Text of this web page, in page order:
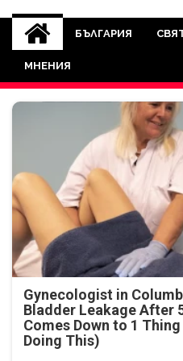
novinite-
Novinite-
Света.
между
БЪЛГАРИЯ
МНЕНИЯ
Gynecologist in
Bladder Leakage After
Comes Down to 1
Doing This)